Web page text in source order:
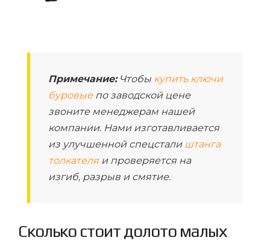
Примечание:Чтобы купить ключи
буровыепо заводской цене
звоните менеджерам нашей
компании. Нами изготавливается
из улучшенной спецстали штанга
толкателя и проверяется на
изгиб, разрыв и смятие.
Сколько стоит долото малых